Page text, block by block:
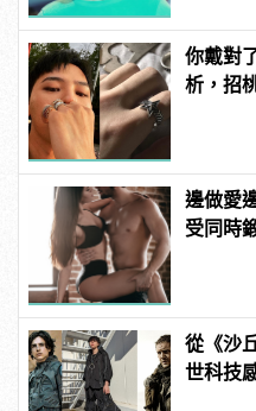
你戴對
析，招
邊做愛
受同時
從《沙
世科技